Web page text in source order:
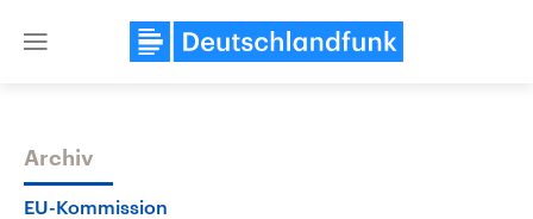
Close
Themen
Archiv
EU-Kommission